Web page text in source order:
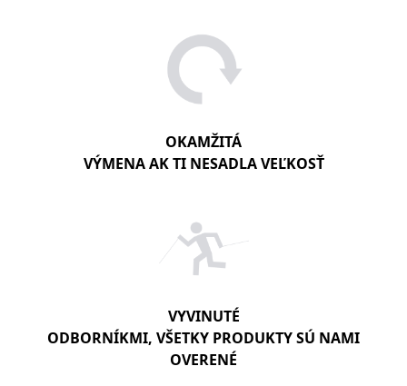
OKAMŽITÁ
VÝMENA AK TI NESADLA VEĽKOSŤ
VYVINUTÉ
ODBORNÍKMI, VŠETKY PRODUKTY SÚ NAMI
OVERENÉ